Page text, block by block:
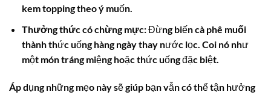
kem topping theo ý muốn.
Thưởng thức có chừng mực:Đừng biếncà phê muối
thành thức uống hàng ngày thay nước lọc. Coi nó như
một món tráng miệng hoặc thức uống đặc biệt.
Áp dụng những mẹo này sẽ giúp bạn vẫn có thể tận hưởng